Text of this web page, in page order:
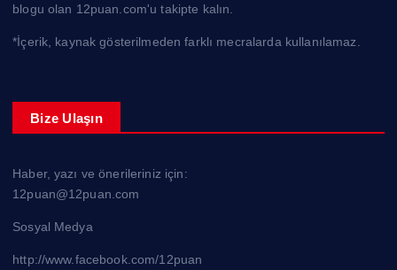
blogu olan 12puan.com'u takipte kalın.
*İçerik, kaynak gösterilmeden farklı mecralarda kullanılamaz.
Bize Ulaşın
Haber, yazı ve önerileriniz için:
12puan@12puan.com
Sosyal Medya
http://www.facebook.com/12puan